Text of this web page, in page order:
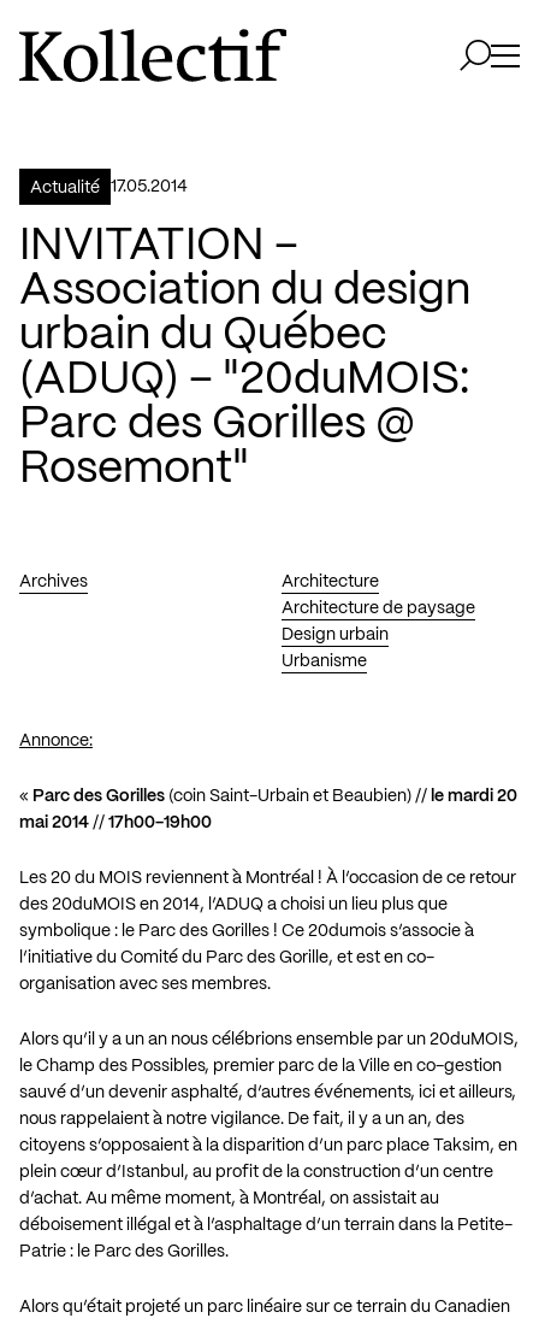
Aller à la page d'accueil
Logo Kollectif
Actualité 17.05.2014
INVITATION –
Association du design
urbain du Québec
(ADUQ) – "20duMOIS:
Parc des Gorilles @
Rosemont"
Archives
Architecture
Architecture de paysage
Design urbain
Urbanisme
Annonce:
« Parc des Gorilles (coin Saint-Urbain et Beaubien) // le mardi 20
mai 2014 // 17h00-19h00
Les 20 du MOIS reviennent à Montréal ! À l’occasion de ce retour
des 20duMOIS en 2014, l’ADUQ a choisi un lieu plus que
symbolique : le Parc des Gorilles ! Ce 20dumois s’associe à
l’initiative du Comité du Parc des Gorille, et est en co-
organisation avec ses membres.
Alors qu’il y a un an nous célébrions ensemble par un 20duMOIS,
le Champ des Possibles, premier parc de la Ville en co-gestion
sauvé d’un devenir asphalté, d’autres événements, ici et ailleurs,
nous rappelaient à notre vigilance. De fait, il y a un an, des
citoyens s’opposaient à la disparition d’un parc place Taksim, en
plein cœur d’Istanbul, au profit de la construction d’un centre
d’achat. Au même moment, à Montréal, on assistait au
déboisement illégal et à l’asphaltage d’un terrain dans la Petite-
Patrie : le Parc des Gorilles.
Alors qu’était projeté un parc linéaire sur ce terrain du Canadien